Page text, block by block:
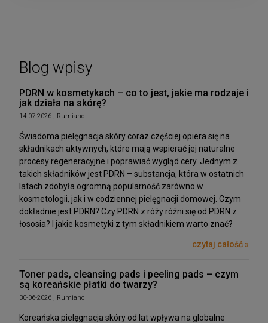
Blog wpisy
PDRN w kosmetykach – co to jest, jakie ma rodzaje i
jak działa na skórę?
14-07-2026 , Rumiano
Świadoma pielęgnacja skóry coraz częściej opiera się na
składnikach aktywnych, które mają wspierać jej naturalne
procesy regeneracyjne i poprawiać wygląd cery. Jednym z
takich składników jest PDRN – substancja, która w ostatnich
latach zdobyła ogromną popularność zarówno w
kosmetologii, jak i w codziennej pielęgnacji domowej. Czym
dokładnie jest PDRN? Czy PDRN z róży różni się od PDRN z
łososia? I jakie kosmetyki z tym składnikiem warto znać?
czytaj całość »
Toner pads, cleansing pads i peeling pads – czym
są koreańskie płatki do twarzy?
30-06-2026 , Rumiano
Koreańska pielęgnacja skóry od lat wpływa na globalne